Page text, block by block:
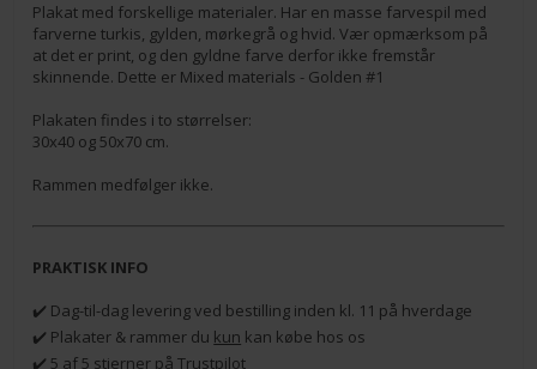
Plakat med forskellige materialer. Har en masse farvespil med
farverne turkis, gylden, mørkegrå og hvid. Vær opmærksom på
at det er print, og den gyldne farve derfor ikke fremstår
skinnende. Dette er Mixed materials - Golden #1
Plakaten findes i to størrelser:
30x40 og 50x70 cm.
Rammen medfølger ikke.
PRAKTISK INFO
✔️ Dag-til-dag levering ved bestilling inden kl. 11 på hverdage
✔️ Plakater & rammer du kun kan købe hos os
✔️ 5 af 5 stjerner på Trustpilot